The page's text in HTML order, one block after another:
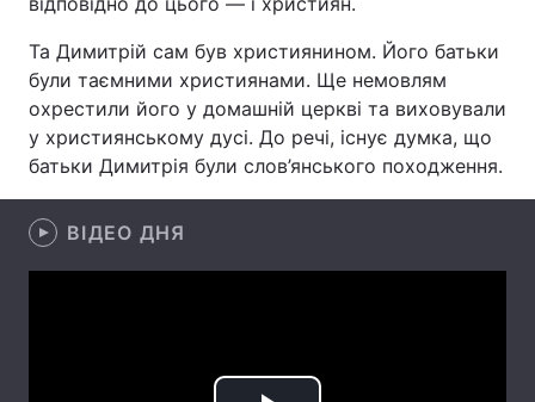
Послуги
Та Димитрій сам був християнином. Його батьки
були таємними християнами. Ще немовлям
охрестили його у домашній церкві та виховували
у християнському дусі. До речі, існує думка, що
батьки Димитрія були слов’янського походження.
ВІДЕО ДНЯ